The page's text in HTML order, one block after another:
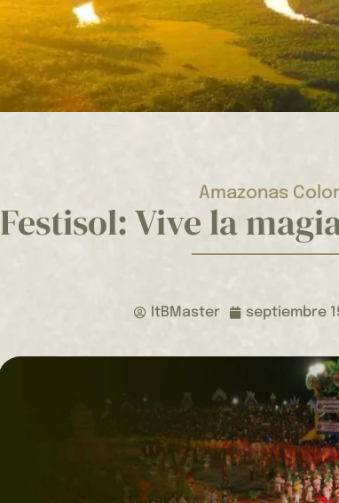
Amazonas
Festisol: Vive la
ItBMaster septiembre